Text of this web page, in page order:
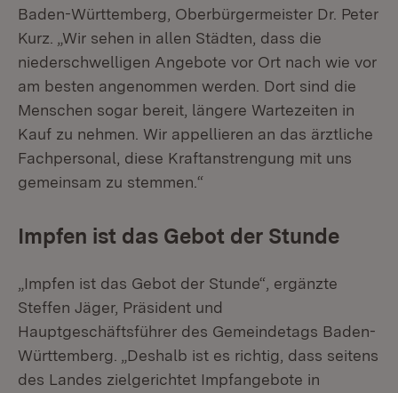
Baden-Württemberg, Oberbürgermeister Dr. Peter
Kurz. „Wir sehen in allen Städten, dass die
niederschwelligen Angebote vor Ort nach wie vor
am besten angenommen werden. Dort sind die
Menschen sogar bereit, längere Wartezeiten in
Kauf zu nehmen. Wir appellieren an das ärztliche
Fachpersonal, diese Kraftanstrengung mit uns
gemeinsam zu stemmen.“
Impfen ist das Gebot der Stunde
„Impfen ist das Gebot der Stunde“, ergänzte
Steffen Jäger, Präsident und
Hauptgeschäftsführer des Gemeindetags Baden-
Württemberg. „Deshalb ist es richtig, dass seitens
des Landes zielgerichtet Impfangebote in